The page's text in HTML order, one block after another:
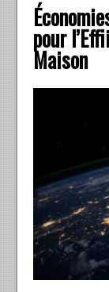
pour
Maison